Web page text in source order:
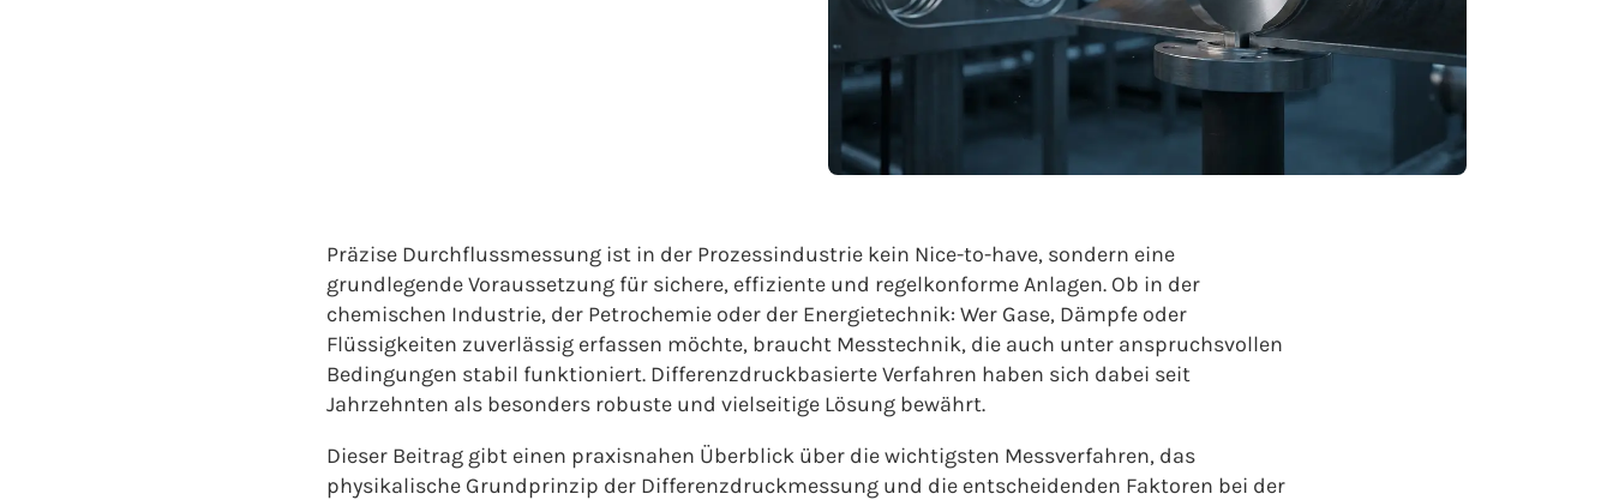
Präzise Durchflussmessung ist in der Prozessindustrie kein Nice-to-have, sondern eine
grundlegende Voraussetzung für sichere, effiziente und regelkonforme Anlagen. Ob in der
chemischen Industrie, der Petrochemie oder der Energietechnik: Wer Gase, Dämpfe oder
Flüssigkeiten zuverlässig erfassen möchte, braucht Messtechnik, die auch unter anspruchsvollen
Bedingungen stabil funktioniert. Differenzdruckbasierte Verfahren haben sich dabei seit
Jahrzehnten als besonders robuste und vielseitige Lösung bewährt.
Dieser Beitrag gibt einen praxisnahen Überblick über die wichtigsten Messverfahren, das
physikalische Grundprinzip der Differenzdruckmessung und die entscheidenden Faktoren bei der